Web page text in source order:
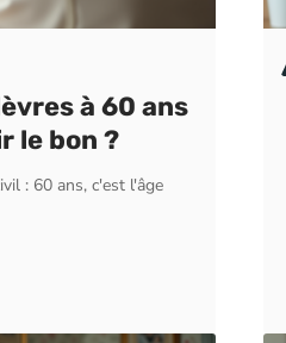
à 60 ans
le bon ?
: 60 ans, c'est l'âge